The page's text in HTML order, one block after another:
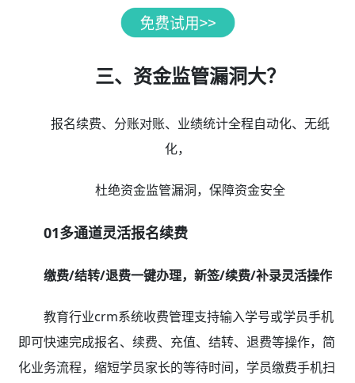
三、资金监管漏洞大？
报名续费、分账对账、业绩统计全程自动化、无纸
化，
杜绝资金监管漏洞，保障资金安全
01多通道灵活报名续费
缴费/结转/退费一键办理，新签/续费/补录灵活操作
教育行业crm系统收费管理支持输入学号或学员手机
即可快速完成报名、续费、充值、结转、退费等操作，简
化业务流程，缩短学员家长的等待时间，学员缴费手机扫